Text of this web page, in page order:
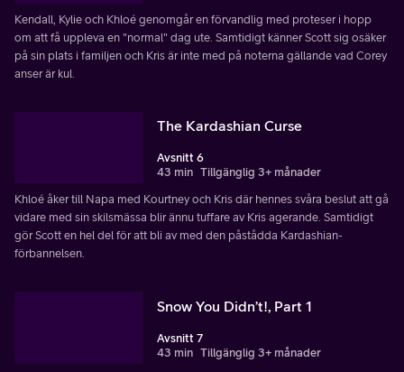
Kendall, Kylie och Khloé genomgår en förvandlig med proteser i hopp
om att få uppleva en "normal" dag ute. Samtidigt känner Scott sig osäker
på sin plats i familjen och Kris är inte med på noterna gällande vad Corey
anser är kul.
The Kardashian Curse
Avsnitt 6
43 min Tillgänglig 3+ månader
Khloé åker till Napa med Kourtney och Kris där hennes svåra beslut att gå
vidare med sin skilsmässa blir ännu tuffare av Kris agerande. Samtidigt
gör Scott en hel del för att bli av med den påstådda Kardashian-
förbannelsen.
Snow You Didn’t!, Part 1
Avsnitt 7
43 min Tillgänglig 3+ månader